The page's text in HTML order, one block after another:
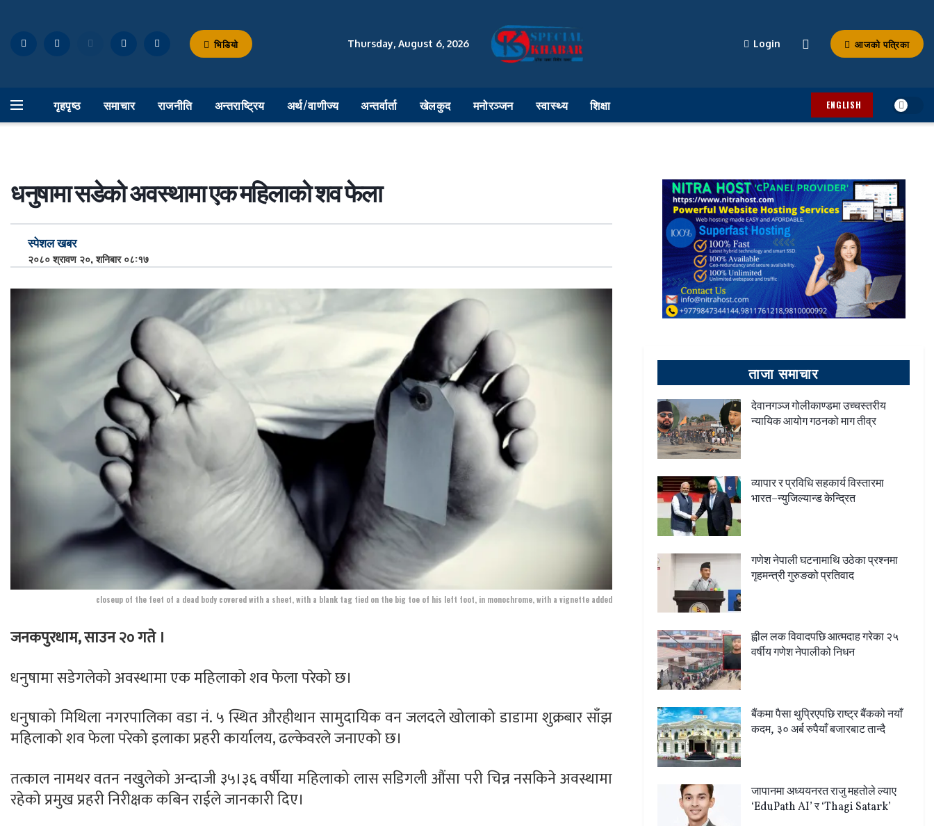
भिडियो Thursday, August 6, 2026 Login आजको पत्रिका
गृहपृष्ठ समाचार राजनीति अन्तराष्ट्रिय अर्थ/वाणीज्य अन्तर्वार्ता खेलकुद मनोरञ्जन स्वास्थ्य शिक्षा ENGLISH
धनुषामा सडेको अवस्थामा एक महिलाको शव फेला
स्पेशल खबर
२०८० श्रावण २०, शनिबार ०८:१७
closeup of the feet of a dead body covered with a sheet, with a blank tag tied on the big toe of his left foot, in monochrome, with a vignette added
जनकपुरधाम, साउन २० गते ।
धनुषामा सडेगलेको अवस्थामा एक महिलाको शव फेला परेको छ।
धनुषाको मिथिला नगरपालिका वडा नं. ५ स्थित औरहीथान सामुदायिक वन जलदले खोलाको डाडामा शुक्रबार साँझ
महिलाको शव फेला परेको इलाका प्रहरी कार्यालय, ढल्केवरले जनाएको छ।
तत्काल नामथर वतन नखुलेको अन्दाजी ३५।३६ वर्षीया महिलाको लास सडिगली औंसा परी चिन्न नसकिने अवस्थामा
रहेको प्रमुख प्रहरी निरीक्षक कबिन राईले जानकारी दिए।
ताजा समाचार
देवानगञ्ज गोलीकाण्डमा उच्चस्तरीय
न्यायिक आयोग गठनको माग तीव्र
व्यापार र प्रविधि सहकार्य विस्तारमा
भारत–न्युजिल्यान्ड केन्द्रित
गणेश नेपाली घटनामाथि उठेका प्रश्नमा
गृहमन्त्री गुरुङको प्रतिवाद
ह्वील लक विवादपछि आत्मदाह गरेका २५
वर्षीय गणेश नेपालीको निधन
बैंकमा पैसा थुप्रिएपछि राष्ट्र बैंकको नयाँ
कदम, ३० अर्ब रुपैयाँ बजारबाट तान्दै
जापानमा अध्ययनरत राजु महतोले ल्याए
‘EduPath AI’ र ‘Thagi Satark’